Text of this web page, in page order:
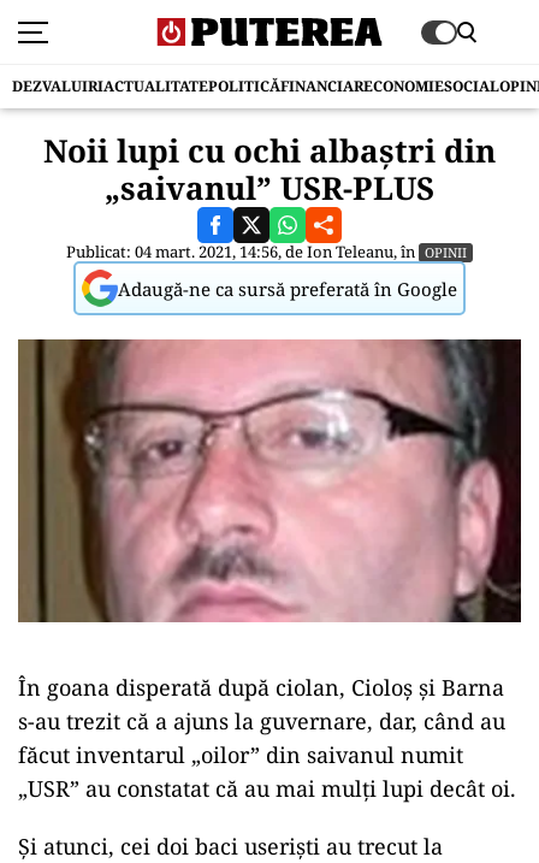
DEZVALUIRIACTUALITATEPOLITICĂFINANCIARECONOMIESOCIAL
Noii lupi cu ochi albaștri din
„saivanul” USR-PLUS
Publicat: 04 mart. 2021, 14:56, deIon Teleanu, în OPINII
Adaugă-ne ca sursă preferată în Google
În goana disperată după ciolan, Cioloș și Barna
s-au trezit că a ajuns la guvernare, dar, când au
făcut inventarul „oilor” din saivanul numit
„USR” au constatat că au mai mulți lupi decât oi.
Și atunci, cei doi baci useriști au trecut la